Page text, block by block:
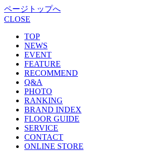
ページトップへ
CLOSE
TOP
NEWS
EVENT
FEATURE
RECOMMEND
Q&A
PHOTO
RANKING
BRAND INDEX
FLOOR GUIDE
SERVICE
CONTACT
ONLINE STORE